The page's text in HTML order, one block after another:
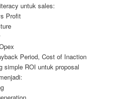
untuk sales:
Profit
Period, Cost of Inaction
simple ROI untuk proposal